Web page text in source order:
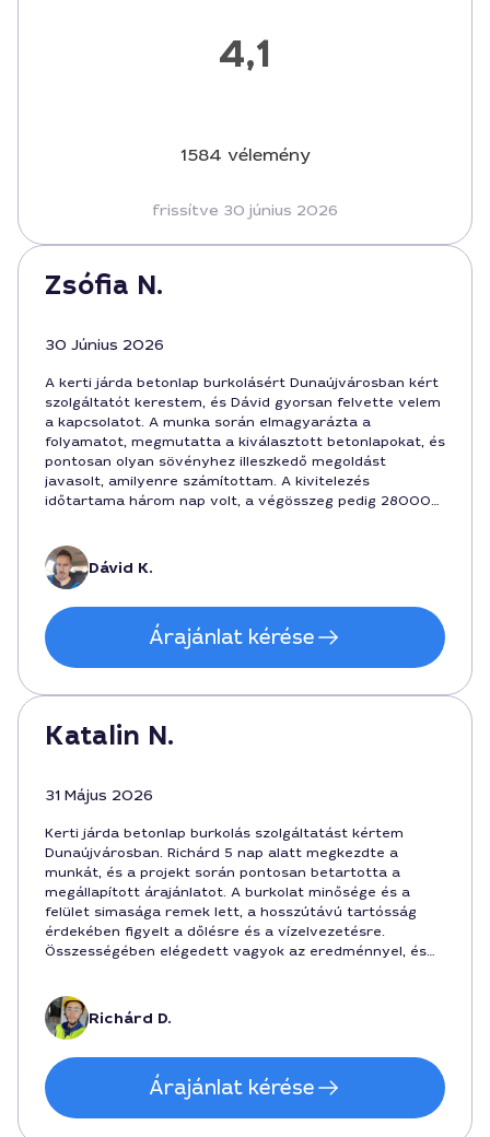
4,1
1584 vélemény
frissítve 30 június 2026
Zsófia N.
30 Június 2026
A kerti járda betonlap burkolásért Dunaújvárosban kért
szolgáltatót kerestem, és Dávid gyorsan felvette velem
a kapcsolatot. A munka során elmagyarázta a
folyamatot, megmutatta a kiválasztott betonlapokat, és
pontosan olyan sövényhez illeszkedő megoldást
javasolt, amilyenre számítottam. A kivitelezés
időtartama három nap volt, a végösszeg pedig 280000
végeredménnyel, visszajelzések alapján bátran ajánlom
őt.
Dávid K.
Árajánlat kérése
Katalin N.
31 Május 2026
Kerti járda betonlap burkolás szolgáltatást kértem
Dunaújvárosban. Richárd 5 nap alatt megkezdte a
munkát, és a projekt során pontosan betartotta a
megállapított árajánlatot. A burkolat minősége és a
felület simasága remek lett, a hosszútávú tartósság
érdekében figyelt a dőlésre és a vízelvezetésre.
Összességében elégedett vagyok az eredménnyel, és
a betonlapoknak köszönhetően könnyen tisztítható a
felület.
Richárd D.
Árajánlat kérése